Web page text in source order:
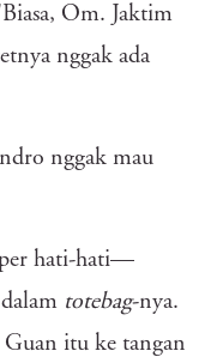
Om. Jaktim
nggak ada
nggak mau
hati-hati—
totebag-nya.
itu ke tangan